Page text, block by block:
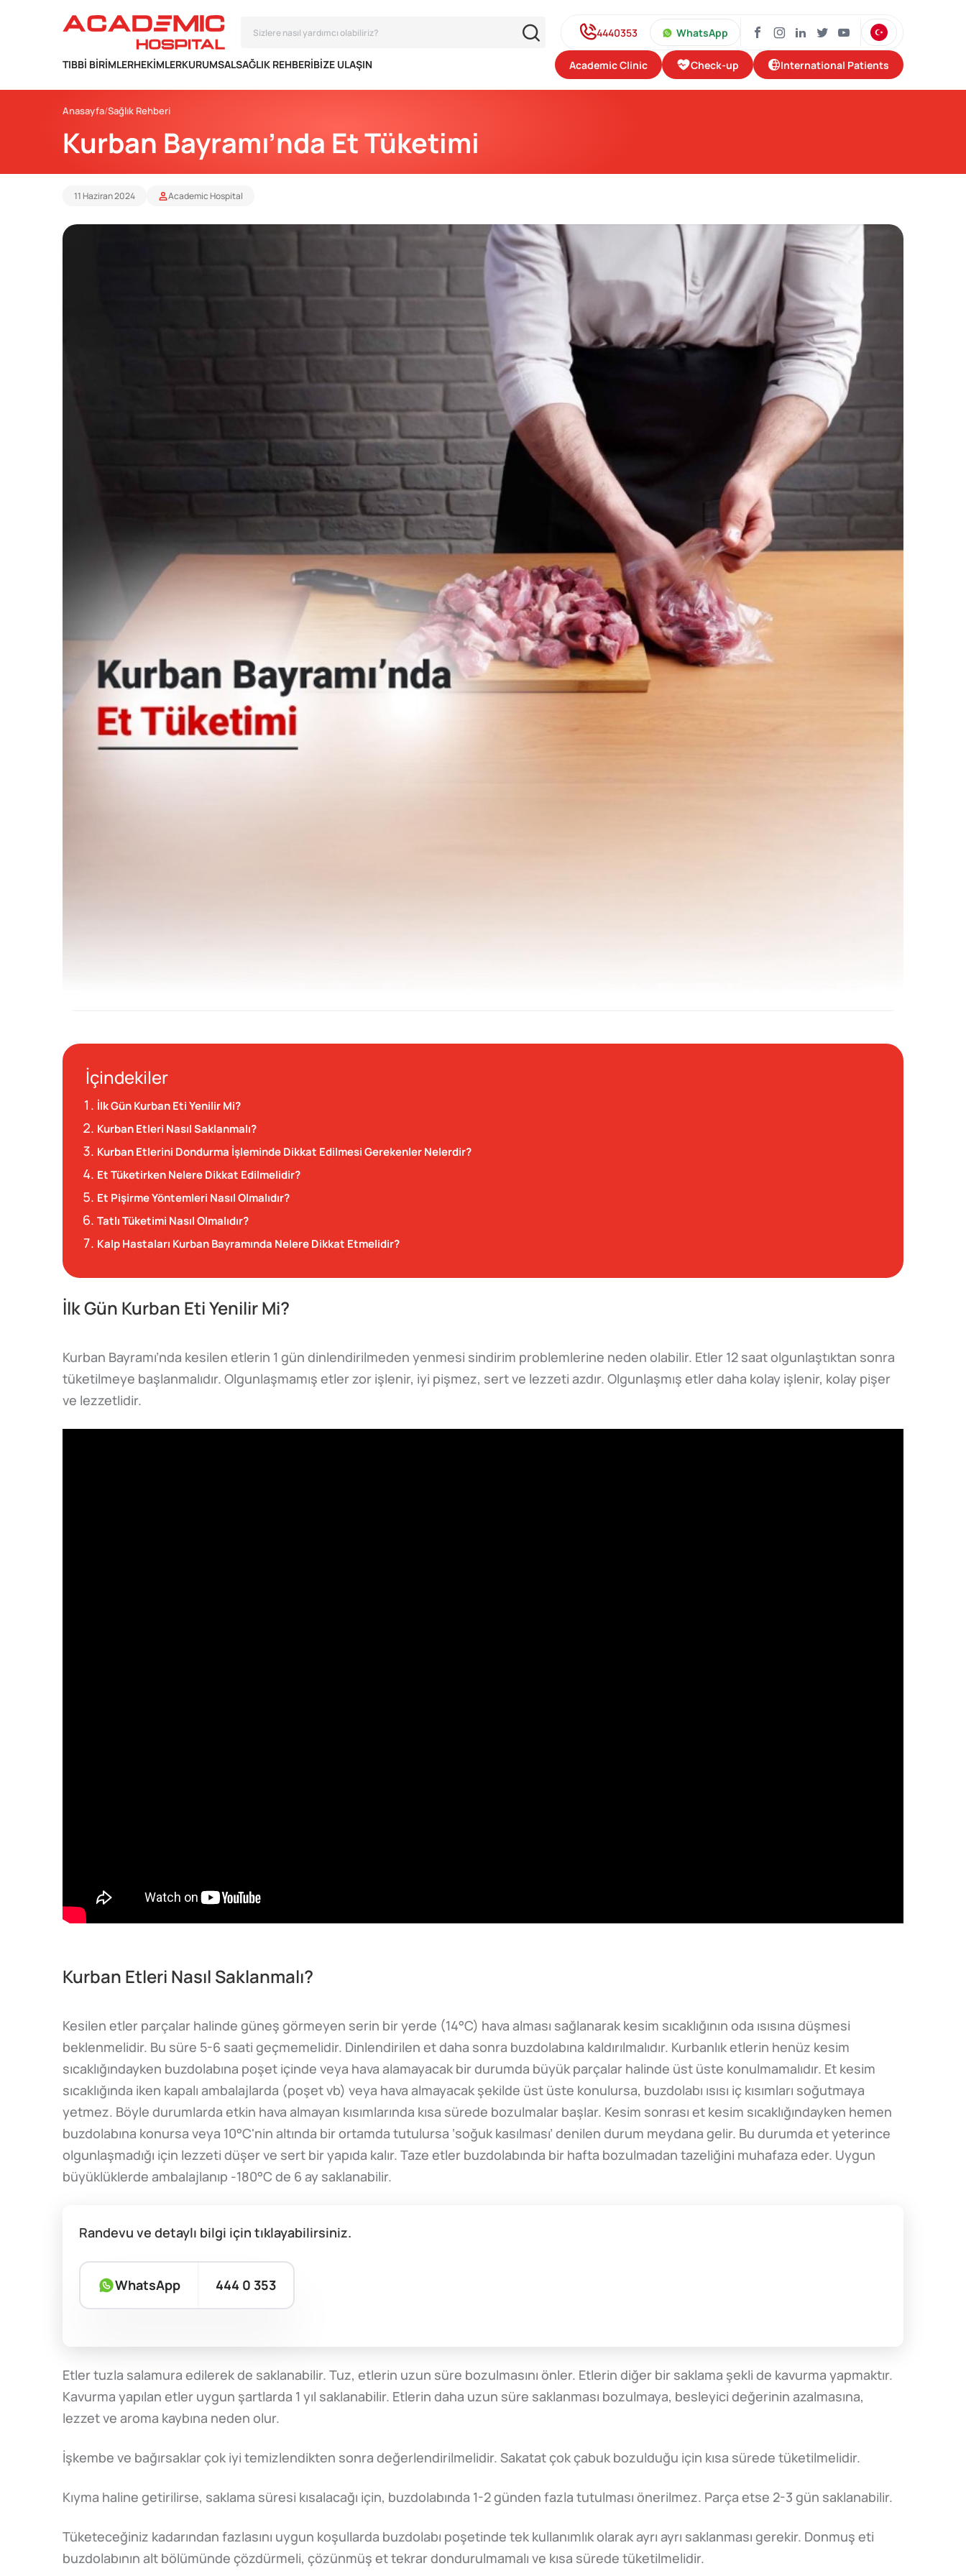
4440353 WhatsApp
TIBBI BIRIMLERHEKIMLERKURUMSALSAĞLIK REHBERIBIZE ULAŞIN Academic Clinic Check-up International Patients
Anasayfa Sağlık Rehberi
Kurban Bayramı’nda Et Tüketimi
11 Haziran 2024 Academic Hospital
İçindekiler
İlk Gün Kurban Eti Yenilir Mi?
Kurban Etleri Nasıl Saklanmalı?
Kurban Etlerini Dondurma İşleminde Dikkat Edilmesi Gerekenler Nelerdir?
Et Tüketirken Nelere Dikkat Edilmelidir?
Et Pişirme Yöntemleri Nasıl Olmalıdır?
Tatlı Tüketimi Nasıl Olmalıdır?
Kalp Hastaları Kurban Bayramında Nelere Dikkat Etmelidir?
İlk Gün Kurban Eti Yenilir Mi?
Kurban Bayramı’nda kesilen etlerin 1 gün dinlendirilmeden yenmesi sindirim problemlerine neden olabilir. Etler 12 saat olgunlaştıktan sonra
tüketilmeye başlanmalıdır. Olgunlaşmamış etler zor işlenir, iyi pişmez, sert ve lezzeti azdır. Olgunlaşmış etler daha kolay işlenir, kolay pişer
ve lezzetlidir.
Kurban Etleri Nasıl Saklanmalı?
Kesilen etler parçalar halinde güneş görmeyen serin bir yerde (14°C) hava alması sağlanarak kesim sıcaklığının oda ısısına düşmesi
beklenmelidir. Bu süre 5-6 saati geçmemelidir. Dinlendirilen et daha sonra buzdolabına kaldırılmalıdır. Kurbanlık etlerin henüz kesim
sıcaklığındayken buzdolabına poşet içinde veya hava alamayacak bir durumda büyük parçalar halinde üst üste konulmamalıdır. Et kesim
sıcaklığında iken kapalı ambalajlarda (poşet vb) veya hava almayacak şekilde üst üste konulursa, buzdolabı ısısı iç kısımları soğutmaya
yetmez. Böyle durumlarda etkin hava almayan kısımlarında kısa sürede bozulmalar başlar. Kesim sonrası et kesim sıcaklığındayken hemen
buzdolabına konursa veya 10°C'nin altında bir ortamda tutulursa ‘soğuk kasılması’ denilen durum meydana gelir. Bu durumda et yeterince
olgunlaşmadığı için lezzeti düşer ve sert bir yapıda kalır. Taze etler buzdolabında bir hafta bozulmadan tazeliğini muhafaza eder. Uygun
büyüklüklerde ambalajlanıp -180°C de 6 ay saklanabilir.
Randevu ve detaylı bilgi için tıklayabilirsiniz.
WhatsApp 444 0 353
Etler tuzla salamura edilerek de saklanabilir. Tuz, etlerin uzun süre bozulmasını önler. Etlerin diğer bir saklama şekli de kavurma yapmaktır.
Kavurma yapılan etler uygun şartlarda 1 yıl saklanabilir. Etlerin daha uzun süre saklanması bozulmaya, besleyici değerinin azalmasına,
lezzet ve aroma kaybına neden olur.
İşkembe ve bağırsaklar çok iyi temizlendikten sonra değerlendirilmelidir. Sakatat çok çabuk bozulduğu için kısa sürede tüketilmelidir.
Kıyma haline getirilirse, saklama süresi kısalacağı için, buzdolabında 1-2 günden fazla tutulması önerilmez. Parça etse 2-3 gün saklanabilir.
Tüketeceğiniz kadarından fazlasını uygun koşullarda buzdolabı poşetinde tek kullanımlık olarak ayrı ayrı saklanması gerekir. Donmuş eti
buzdolabının alt bölümünde çözdürmeli, çözünmüş et tekrar dondurulmamalı ve kısa sürede tüketilmelidir.